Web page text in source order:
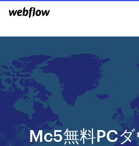
Mc5無料PC